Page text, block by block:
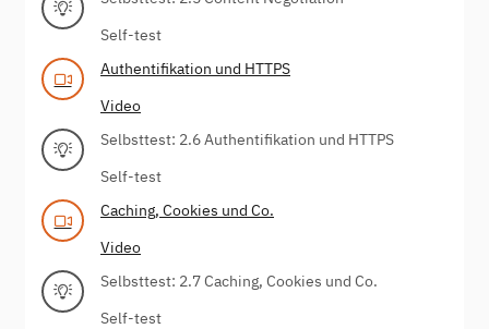
Self-test
Authentifikation und HTTPS
Video
Selbsttest: 2.6 Authentifikation und HTTPS
Self-test
Caching, Cookies und Co.
Video
Selbsttest: 2.7 Caching, Cookies und Co.
Self-test